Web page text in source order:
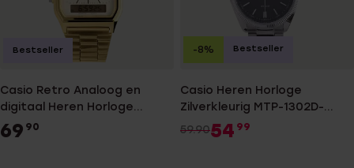
Casio Retro Analoog en
digitaal Heren Horloge
Goudkleurig AQ-230GA-
9DMQYES
69 90
Bestseller
Casio Heren Horloge
Zilverkleurig MTP-1302D-
1AVEF
59.9054 99
-8% Bestseller